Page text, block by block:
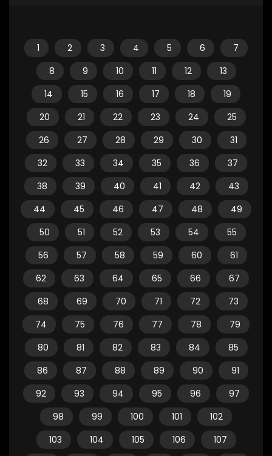
1 2 3 4 5 6
7
8
9 10 11 12
13
14
15 16 17 18
19
20
21 22 23 24
25
26
27 28 29 30
31
32
33 34 35 36
37
38
39 40 41 42
43
44
45 46 47 48
49
50
51 52 53 54
55
56
57 58 59 60
61
62
63 64 65 66
67
68
69 70 71 72
73
74
75 76 77 78
79
80
81 82 83 84
85
86
87 88 89 90
91
92
93 94 95 96
97
98
99 100 101
102
103
104 105 106
107